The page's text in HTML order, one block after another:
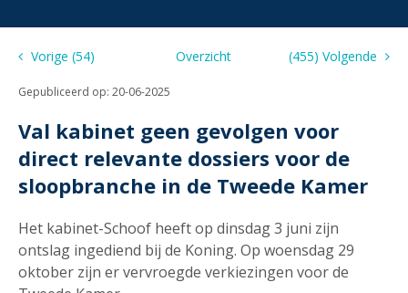
Vorige (54) Overzicht (455) Volgende
Gepubliceerd op: 20-06-2025
Val kabinet geen gevolgen voor
direct relevante dossiers voor de
sloopbranche in de Tweede Kamer
Het kabinet-Schoof heeft op dinsdag 3 juni zijn
ontslag ingediend bij de Koning. Op woensdag 29
oktober zijn er vervroegde verkiezingen voor de